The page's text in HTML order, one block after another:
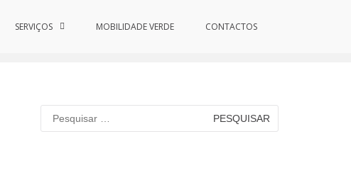
SERVIÇOS MOBILIDADE VERDE CONTACTOS
Início Project/ Best Shots
Pesquisar
por: